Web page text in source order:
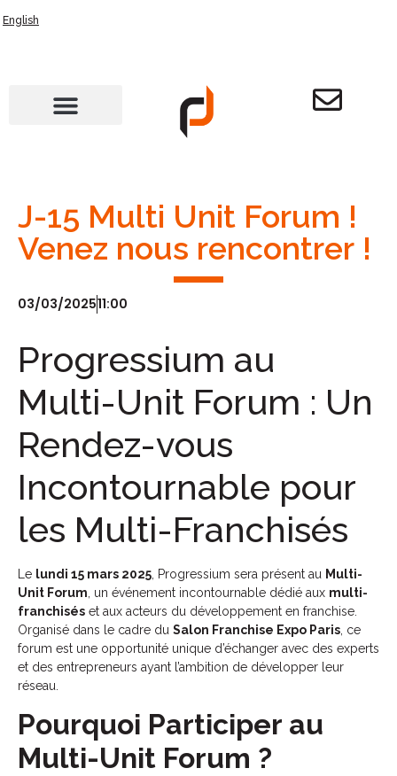
English
J-15 Multi Unit Forum !
Venez nous rencontrer !
03/03/202511:00
Progressium au
Multi-Unit Forum : Un
Rendez-vous
Incontournable pour
les Multi-Franchisés
Le lundi 15 mars 2025 , Progressium sera présent au Multi-
Unit Forum , un événement incontournable dédié aux multi-
franchisés et aux acteurs du développement en franchise.
Organisé dans le cadre du Salon Franchise Expo Paris , ce
forum est une opportunité unique d’échanger avec des experts
et des entrepreneurs ayant l’ambition de développer leur
réseau.
Pourquoi Participer au
Multi-Unit Forum ?